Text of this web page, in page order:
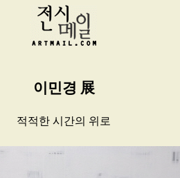
이민경 展
적적한 시간의 위로